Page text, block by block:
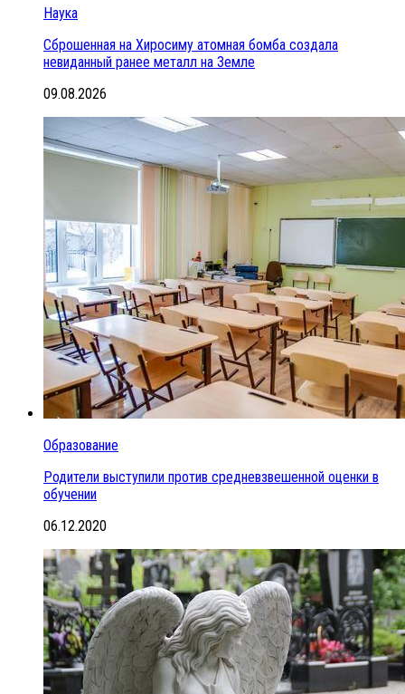
Наука
Сброшенная на Хиросиму атомная бомба создала
невиданный ранее металл на Земле
09.08.2026
Образование
Родители выступили против средневзвешенной оценки в
обучении
06.12.2020